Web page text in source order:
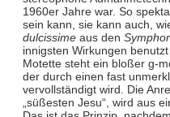
1960er Jahre war. So
sein kann, sie kann auch,
dulcissimeaus den
innigsten Wirkungen
Motette steht ein bloßer g-
der durch einen fast
vervollständigt wird. Die
„süßesten Jesu“, wird aus